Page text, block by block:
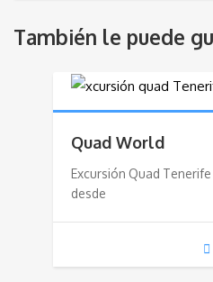
También le puede
Quad World
Excursión Quad
desde